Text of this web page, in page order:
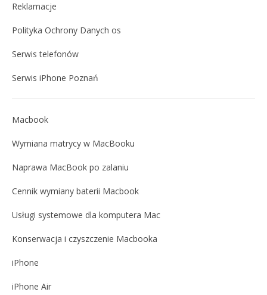
Reklamacje
Polityka Ochrony Danych os
Serwis telefonów
Serwis iPhone Poznań
Macbook
Wymiana matrycy w MacBooku
Naprawa MacBook po zalaniu
Cennik wymiany baterii Macbook
Usługi systemowe dla komputera Mac
Konserwacja i czyszczenie Macbooka
iPhone
iPhone Air